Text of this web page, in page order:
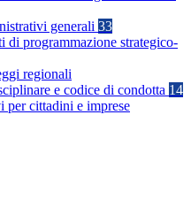
generali 33
di programmazione strategico-
regionali
e codice di condotta 14
per cittadini e imprese